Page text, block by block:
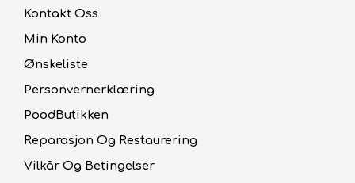
Kontakt Oss
Min Konto
Ønskeliste
Personvernerklæring
PoodButikken
Reparasjon Og Restaurering
Vilkår Og Betingelser